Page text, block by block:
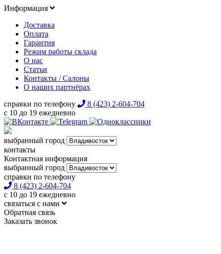
Информация
Доставка
Оплата
Гарантия
Режим работы склада
О нас
Статьи
Контакты / Салоны
О наших партнёрах
справки по телефону
8 (423) 2-604-704
с 10 до 19 ежедневно
выбранный город
контакты
Контактная информация
выбранный город
справки по телефону
8 (423) 2-604-704
с 10 до 19 ежедневно
связаться с нами
Обратная связь
Заказать звонок